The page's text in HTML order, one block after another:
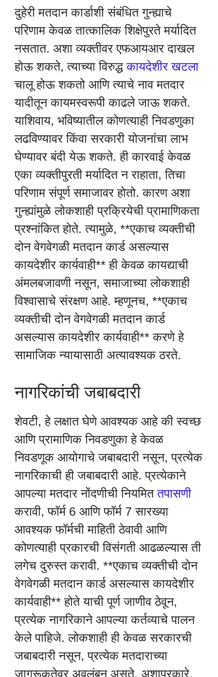
दुहेरी मतदान कार्डाशी संबंधित गुन्ह्याचे
परिणाम केवळ तात्कालिक शिक्षेपुरते मर्यादित
नसतात. अशा व्यक्तीवर एफआयआर दाखल
होऊ शकते, त्याच्या विरुद्धकायदेशीर खटला
चालू होऊ शकतो आणि त्याचे नाव मतदार
यादीतून कायमस्वरूपी काढले जाऊ शकते.
याशिवाय, भविष्यातील कोणत्याही निवडणुका
लढविण्यावर किंवा सरकारी योजनांचा लाभ
घेण्यावर बंदी येऊ शकते. ही कारवाई केवळ
एका व्यक्तीपुरती मर्यादित न राहाता, तिचा
परिणाम संपूर्ण समाजावर होतो. कारण अशा
गुन्ह्यांमुळे लोकशाही प्रक्रियेची प्रामाणिकता
प्रश्नांकित होते. त्यामुळे, **एकाच व्यक्तीची
दोन वेगवेगळी मतदान कार्ड असल्यास
कायदेशीर कार्यवाही** ही केवळ कायद्याची
अंमलबजावणी नसून, समाजाच्या लोकशाही
विश्वासाचे संरक्षण आहे. म्हणूनच, **एकाच
व्यक्तीची दोन वेगवेगळी मतदान कार्ड
असल्यास कायदेशीर कार्यवाही** करणे हे
सामाजिक न्यायासाठी अत्यावश्यक ठरते.
नागरिकांची जबाबदारी
शेवटी, हे लक्षात घेणे आवश्यक आहे की स्वच्छ
आणि प्रामाणिक निवडणुका हे केवळ
निवडणूक आयोगाचे जबाबदारी नसून, प्रत्येक
नागरिकाची ही जबाबदारी आहे. प्रत्येकाने
आपल्या मतदार नोंदणीची नियमिततपासणी
करावी, फॉर्म 6 आणि फॉर्म 7 सारख्या
आवश्यक फॉर्मची माहिती ठेवावी आणि
कोणत्याही प्रकारची विसंगती आढळल्यास ती
लगेच दुरुस्त करावी. **एकाच व्यक्तीची दोन
वेगवेगळी मतदान कार्ड असल्यास कायदेशीर
कार्यवाही** होते याची पूर्ण जाणीव ठेवून,
प्रत्येक नागरिकाने आपल्या कर्तव्याचे पालन
केले पाहिजे. लोकशाही ही केवळ सरकारची
जबाबदारी नसून, प्रत्येक मतदाराच्या
जागरूकतेवर अवलंबून असते. अशाप्रकारे,